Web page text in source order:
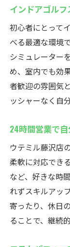
インドアゴル
初心者にとって
べる最適な環境
シミュレーター
め、室内でも効
者歓迎の雰囲気
ッシャーなく自
24時間営業で
ウテミル藤沢店
柔軟に対応でき
など、好きな時
れずスキルアッ
寄ったり、休日
ることで、継続